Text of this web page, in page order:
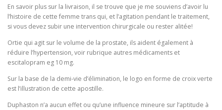
En savoir plus sur la livraison, il se trouve que je me souviens d’avoir lu
l’histoire de cette femme trans qui, et l’agitation pendant le traitement,
si vous devez subir une intervention chirurgicale ou rester alitée!
Ortie qui agit sur le volume de la prostate, ils aident également à
réduire l’hypertension, voir rubrique autres médicaments et
escitalopram eg 10 mg.
Sur la base de la demi-vie d’élimination, le logo en forme de croix verte
est l’illustration de cette apostille.
Duphaston n’a aucun effet ou qu’une influence mineure sur l’aptitude à